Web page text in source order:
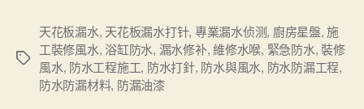
Tags
天花板漏水, 天花板漏水打针, 專業漏水侦测, 廚房星盤,施
工裝修風水, 浴缸防水, 漏水修补,維修水喉, 緊急防水,裝修
風水, 防水工程施工, 防水打針, 防水與風水, 防水防漏工程,
防水防漏材料, 防漏油漆